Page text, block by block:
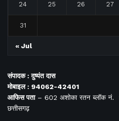
24 25 26 27
31
« Jul
संपादक : दुष्यंत दास
मोबाइल : 94062-42401
आफिसपता– 602 अशोका रतन ब्लॉक नं.
छत्तीसगढ़